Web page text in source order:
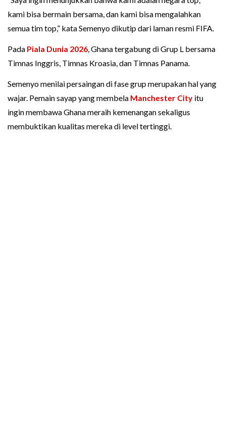
kami bisa bermain bersama, dan kami bisa mengalahkan
semua tim top,” kata Semenyo dikutip dari laman resmi FIFA.
Pada Piala Dunia 2026, Ghana tergabung di Grup L bersama
Timnas Inggris, Timnas Kroasia, dan Timnas Panama.
Semenyo menilai persaingan di fase grup merupakan hal yang
wajar. Pemain sayap yang membela Manchester City itu
ingin membawa Ghana meraih kemenangan sekaligus
membuktikan kualitas mereka di level tertinggi.